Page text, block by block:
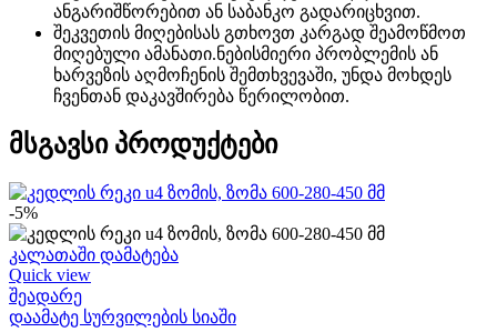
ანგარიშწორებით ან საბანკო გადარიცხვით.
შეკვეთის მიღებისას გთხოვთ კარგად შეამოწმოთ
მიღებული ამანათი.ნებისმიერი პრობლემის ან
ხარვეზის აღმოჩენის შემთხვევაში, უნდა მოხდეს
ჩვენთან დაკავშირება წერილობით.
მსგავსი პროდუქტები
-5%
კალათაში დამატება
Quick view
შეადარე
დაამატე სურვილების სიაში